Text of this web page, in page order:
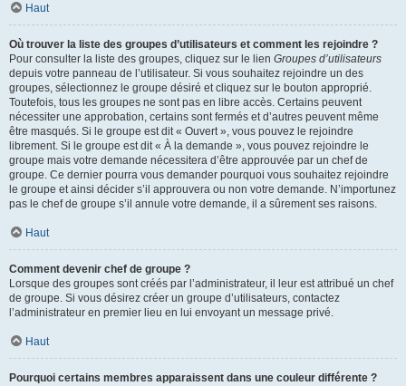
Haut
Où trouver la liste des groupes d’utilisateurs et comment les rejoindre ?
Pour consulter la liste des groupes, cliquez sur le lien Groupes d’utilisateurs
depuis votre panneau de l’utilisateur. Si vous souhaitez rejoindre un des
groupes, sélectionnez le groupe désiré et cliquez sur le bouton approprié.
Toutefois, tous les groupes ne sont pas en libre accès. Certains peuvent
nécessiter une approbation, certains sont fermés et d’autres peuvent même
être masqués. Si le groupe est dit « Ouvert », vous pouvez le rejoindre
librement. Si le groupe est dit « À la demande », vous pouvez rejoindre le
groupe mais votre demande nécessitera d’être approuvée par un chef de
groupe. Ce dernier pourra vous demander pourquoi vous souhaitez rejoindre
le groupe et ainsi décider s’il approuvera ou non votre demande. N’importunez
pas le chef de groupe s’il annule votre demande, il a sûrement ses raisons.
Haut
Comment devenir chef de groupe ?
Lorsque des groupes sont créés par l’administrateur, il leur est attribué un chef
de groupe. Si vous désirez créer un groupe d’utilisateurs, contactez
l’administrateur en premier lieu en lui envoyant un message privé.
Haut
Pourquoi certains membres apparaissent dans une couleur différente ?